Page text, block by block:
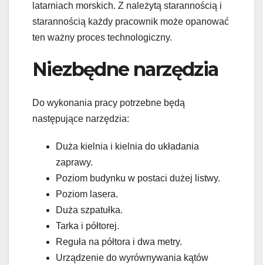
latarniach morskich. Z należytą starannością i
starannością każdy pracownik może opanować
ten ważny proces technologiczny.
Niezbędne narzędzia
Do wykonania pracy potrzebne będą
następujące narzędzia:
Duża kielnia i kielnia do układania
zaprawy.
Poziom budynku w postaci dużej listwy.
Poziom lasera.
Duża szpatułka.
Tarka i półtorej.
Reguła na półtora i dwa metry.
Urządzenie do wyrównywania kątów